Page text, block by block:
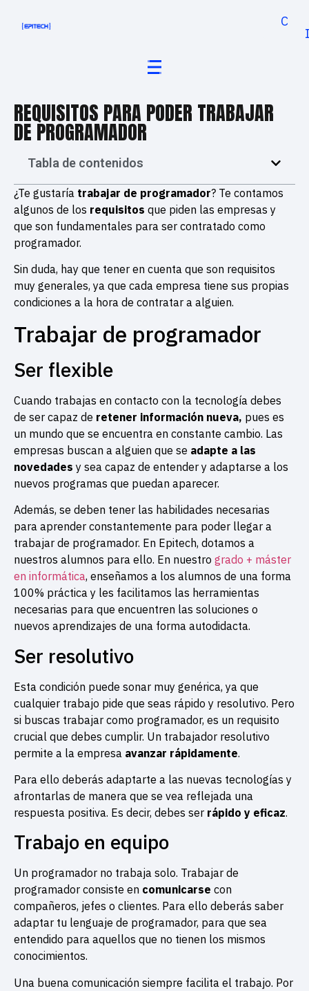
REQUISITOS PARA PODER TRABAJAR
DE PROGRAMADOR
Tabla de contenidos
¿Te gustaría trabajar de programador? Te contamos
algunos de los requisitos que piden las empresas y
que son fundamentales para ser contratado como
programador.
Sin duda, hay que tener en cuenta que son requisitos
muy generales, ya que cada empresa tiene sus propias
condiciones a la hora de contratar a alguien.
Trabajar de programador
Ser flexible
Cuando trabajas en contacto con la tecnología debes
de ser capaz de retener información nueva, pues es
un mundo que se encuentra en constante cambio. Las
empresas buscan a alguien que se adapte a las
novedades y sea capaz de entender y adaptarse a los
nuevos programas que puedan aparecer.
Además, se deben tener las habilidades necesarias
para aprender constantemente para poder llegar a
trabajar de programador. En Epitech, dotamos a
nuestros alumnos para ello. En nuestro grado + máster
en informática, enseñamos a los alumnos de una forma
100% práctica y les facilitamos las herramientas
necesarias para que encuentren las soluciones o
nuevos aprendizajes de una forma autodidacta.
Ser resolutivo
Esta condición puede sonar muy genérica, ya que
cualquier trabajo pide que seas rápido y resolutivo. Pero
si buscas trabajar como programador, es un requisito
crucial que debes cumplir. Un trabajador resolutivo
permite a la empresa avanzar rápidamente.
Para ello deberás adaptarte a las nuevas tecnologías y
afrontarlas de manera que se vea reflejada una
respuesta positiva. Es decir, debes ser rápido y eficaz.
Trabajo en equipo
Un programador no trabaja solo. Trabajar de
programador consiste en comunicarse con
compañeros, jefes o clientes. Para ello deberás saber
adaptar tu lenguaje de programador, para que sea
entendido para aquellos que no tienen los mismos
conocimientos.
Una buena comunicación siempre facilita el trabajo. Por